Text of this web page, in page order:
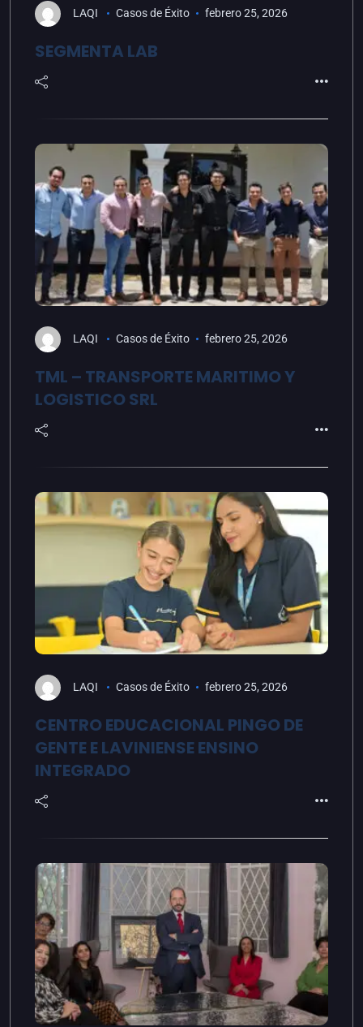
LAQI Casos de Éxito febrero 25, 2026
SEGMENTA LAB
LAQI Casos de Éxito febrero 25, 2026
TML – TRANSPORTE MARITIMO Y
LOGISTICO SRL
LAQI Casos de Éxito febrero 25, 2026
CENTRO EDUCACIONAL PINGO DE
GENTE E LAVINIENSE ENSINO
INTEGRADO